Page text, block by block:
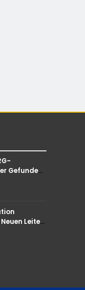
Gefunden
Leiter: